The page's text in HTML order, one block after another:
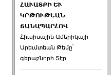
ՀԱՒԱՏՔԻ ԵՒ
ԿՐԹՈՒԹԵԱՆ
ՃԱՆԱՊԱՐՀՈՎ
Հիւսիսային Ամերիկայի
Արեւմտեան Թեմը՝
գերաշնորհ Տէր